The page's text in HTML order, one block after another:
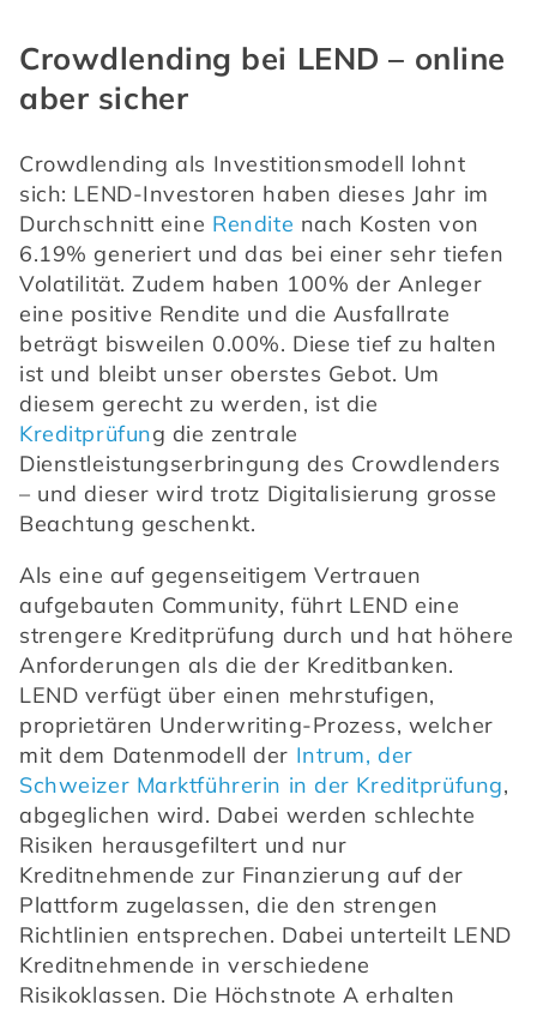
Crowdlending bei LEND – online
aber sicher
Crowdlending als Investitionsmodell lohnt
sich: LEND-Investoren haben dieses Jahr im
Durchschnitt eine Rendite nach Kosten von
6.19% generiert und das bei einer sehr tiefen
Volatilität. Zudem haben 100% der Anleger
eine positive Rendite und die Ausfallrate
beträgt bisweilen 0.00%. Diese tief zu halten
ist und bleibt unser oberstes Gebot. Um
Kreditprüfung die zentrale
Dienstleistungserbringung des Crowdlenders
– und dieser wird trotz Digitalisierung grosse
Beachtung geschenkt.
Als eine auf gegenseitigem Vertrauen
aufgebauten Community, führt LEND eine
strengere Kreditprüfung durch und hat höhere
Anforderungen als die der Kreditbanken.
LEND verfügt über einen mehrstufigen,
proprietären Underwriting-Prozess, welcher
mit dem Datenmodell der Intrum, der
Schweizer Marktführerin in der Kreditprüfung,
abgeglichen wird. Dabei werden schlechte
Risiken herausgefiltert und nur
Kreditnehmende zur Finanzierung auf der
Plattform zugelassen, die den strengen
Richtlinien entsprechen. Dabei unterteilt LEND
Kreditnehmende in verschiedene
Risikoklassen. Die Höchstnote A erhalten